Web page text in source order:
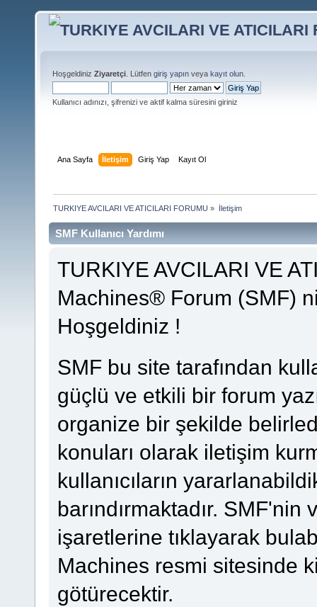
Hoşgeldiniz Ziyaretçi . Lütfen giriş yapın veya kayıt olun
Kullanıcı adınızı, şifrenizi ve aktif kalma süresini giriniz
Ana Sayfa İletişim Giriş Yap Kayıt Ol
TURKIYE AVCILARI VE ATICILARI FORUMU » İletişim
SMF Kullanıcı Yardımı
TURKIYE AVCILARI VE
Machines® Forum (SMF)
Hoşgeldiniz !
SMF bu site tarafından
güçlü ve etkili bir forum
organize bir şekilde
konuları olarak iletişim
kullanıcıların
barındırmaktadır.
işaretlerine tıklayarak
Machines resmi sitesinde
götürecektir.